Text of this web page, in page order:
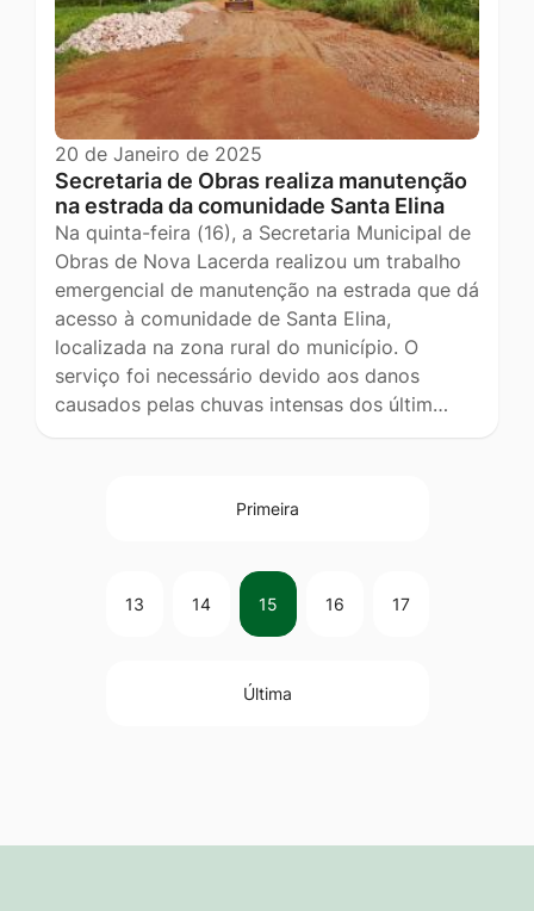
20 de Janeiro de 2025
Secretaria de Obras realiza manutenção
na estrada da comunidade Santa Elina
Na quinta-feira (16), a Secretaria Municipal de
Obras de Nova Lacerda realizou um trabalho
emergencial de manutenção na estrada que dá
acesso à comunidade de Santa Elina,
localizada na zona rural do município. O
serviço foi necessário devido aos danos
causados pelas chuvas intensas dos últim…
Primeira
13 14 15 16 17
Última